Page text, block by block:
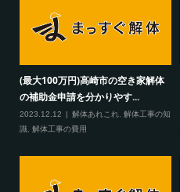
(最大100万円)高崎市の空き家解体
の補助金申請を分かりやす...
2023.12.12 解体あれこれ
解体工事の知
識
解体工事の費用